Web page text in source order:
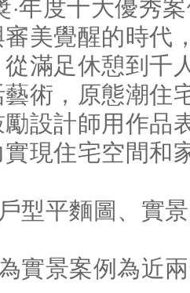
美覺醒的時代
滿足休憩到千
術，原態潮住
設計師用作品
現住宅空間和
型平麵圖、實
實景案例為近